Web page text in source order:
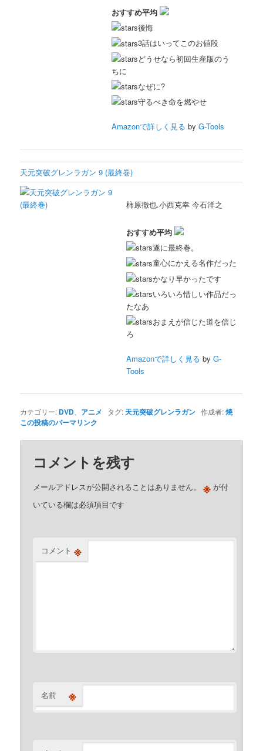
おすすめ平均
後悔
3話はいってこのお値段
どうせなら初回生産版のう
ちに
なぜに?
守るべき命を燃やせ
Amazonで詳しく見る byG-Tools
天元突破グレンラガン 9 (最終巻)
柿原徹也.小西克幸 今石洋之
おすすめ平均
遂に最終巻。
童心にかえる名作だった
かなり早かったです
いろいろ惜しい作品だっ
たなあ
おまえが信じた道を信じ
ろ
Amazonで詳しく見る byG-
Tools
カテゴリー: DVD アニメ タグ: 天元突破グレンラガン 作成者:焼
この投稿のパーマリンク
コメントを残す
メールアドレスが公開されることはありません。 ※ が付
いている欄は必須項目です
コメント ※
名前 ※